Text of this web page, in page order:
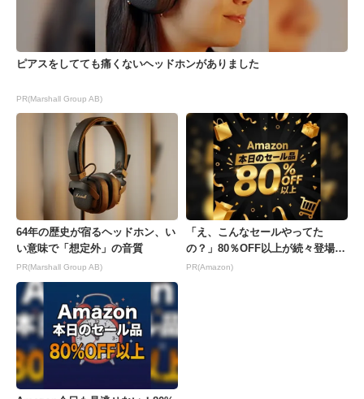
ピアスをしてても痛くないヘッドホンがありました
PR(Marshall Group AB)
64年の歴史が宿るヘッドホン、い
い意味で「想定外」の音質
PR(Marshall Group AB)
「え、こんなセールやってた
の？」80％OFF以上が続々登場！
Amazonの本気が...
PR(Amazon)